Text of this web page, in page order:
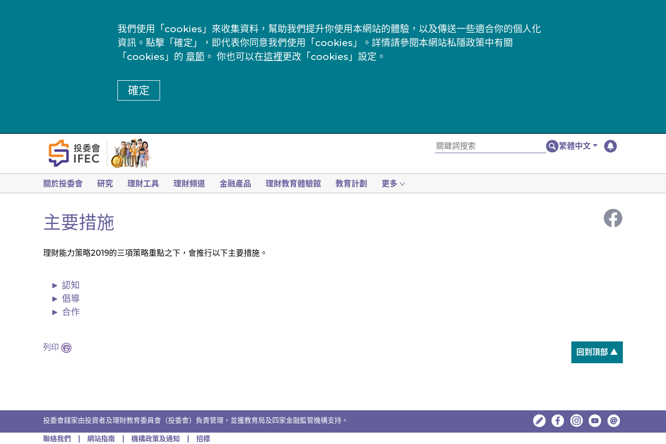
我們使用「cookies」來收集資料，幫助我們提升你使用本網站的體驗，以及傳送一些適合你的個人化
資訊。點擊「確定」，即代表你同意我們使用「cookies」。詳情請參閱本網站私隱政策中有關
「cookies」的 章節 。 你也可以在這裡更改「cookies」設定。
確定
繁體中文
關於投委會 研究 理財工具 理財頻道 金融產品 理財教育體驗館 教育計劃 更多
主要措施
理財能力策略2019的三項策略重點之下，會推行以下主要措施。
認知
倡導
合作
列印
回到頂部 ▲
投委會錢家由投資者及理財教育委員會（投委會）負責管理，並獲教育局及四家金融監管機構支持。
聯絡我們 網站指南 機構政策及通知 招標